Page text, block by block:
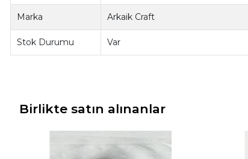
Marka Arkaik Craft
Stok Durumu Var
Birlikte satın alınanlar